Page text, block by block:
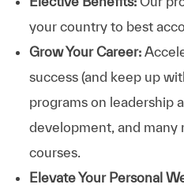
your country to best
Grow Your Career:
success (and keep up
programs on leadership
development, and many
courses.
Elevate Your Personal